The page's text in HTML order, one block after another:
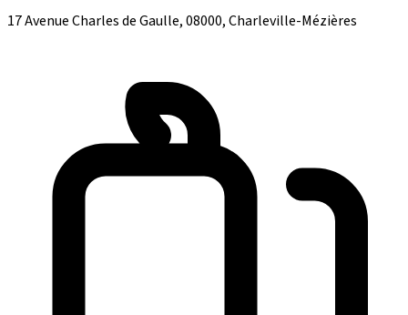
17 Avenue Charles de Gaulle, 08000, Charleville-Mézières